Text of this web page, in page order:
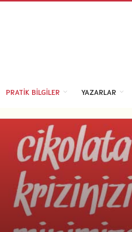
PRATIK BILGILER YAZARLAR